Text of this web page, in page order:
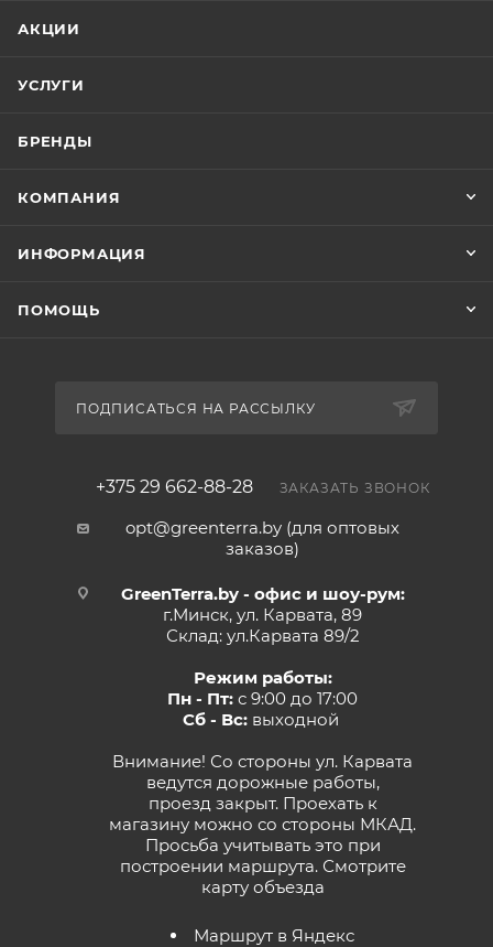
АКЦИИ
УСЛУГИ
БРЕНДЫ
КОМПАНИЯ
ИНФОРМАЦИЯ
ПОМОЩЬ
ПОДПИСАТЬСЯ НА РАССЫЛКУ
+375 29 662-88-28 ЗАКАЗАТЬ ЗВОНОК
opt@greenterra.by (для оптовых
заказов)
GreenTerra.by - офис и шоу-рум:
г.Минск, ул. Карвата, 89
Склад: ул.Карвата 89/2
Режим работы:
Пн - Пт: с 9:00 до 17:00
Сб - Вс:выходной
Внимание! Со стороны ул. Карвата
ведутся дорожные работы,
проезд закрыт. Проехать к
магазину можно со стороны МКАД.
Просьба учитывать это при
построении маршрута. Смотрите
карту объезда
Маршрут в Яндекс